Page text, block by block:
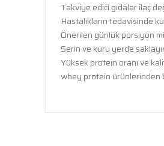
Takviye edici gıdalar ilaç
Hastalıkların tedavisinde
Önerilen günlük porsiyon
Serin ve kuru yerde
Yüksek protein oranı ve
whey protein ürünlerinden